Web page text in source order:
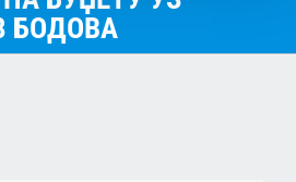
БОДОВА